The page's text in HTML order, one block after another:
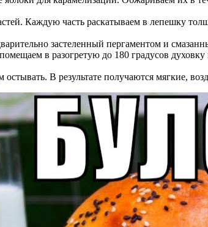
Каждую часть раскатываем в лепешку
застеленный пергаментом и
в разогретую до 180 градусов
В результате получаются мягкие,